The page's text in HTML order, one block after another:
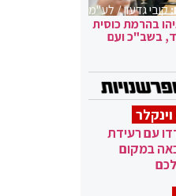
קובי גדעון / לע"מ
בהרמת כוסית
בשב"כ ועם
עם רעידת
במקום